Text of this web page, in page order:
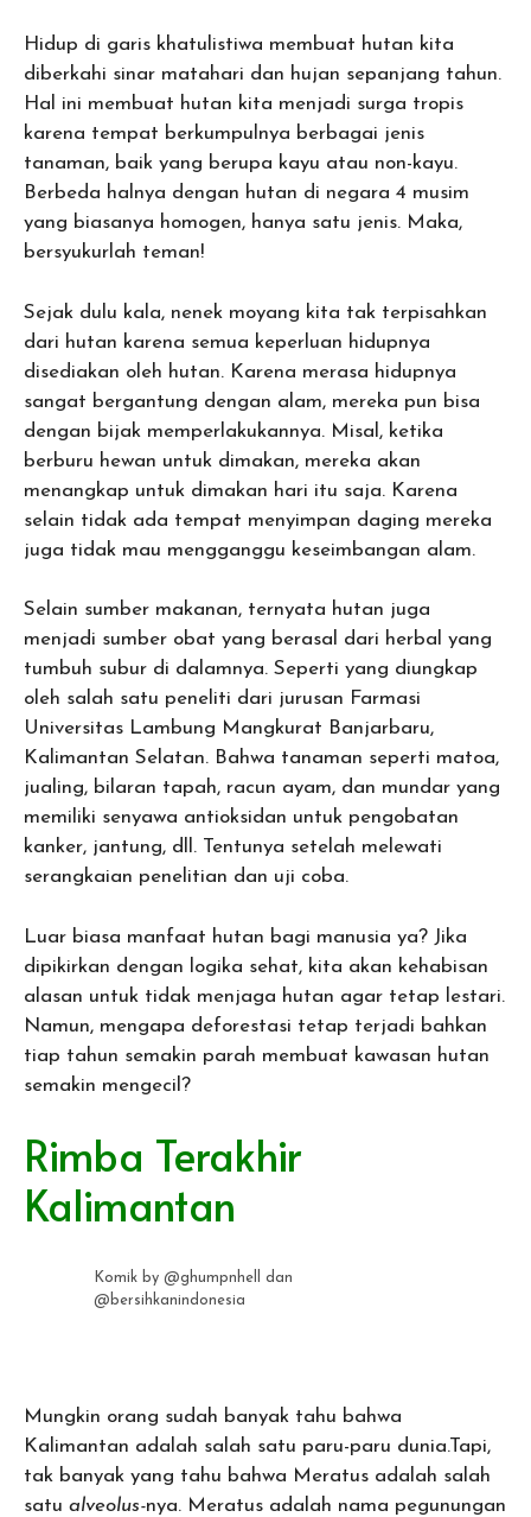
Hidup di garis khatulistiwa membuat hutan kita
diberkahi sinar matahari dan hujan sepanjang tahun.
Hal ini membuat hutan kita menjadi surga tropis
karena tempat berkumpulnya berbagai jenis
tanaman, baik yang berupa kayu atau non-kayu.
Berbeda halnya dengan hutan di negara 4 musim
yang biasanya homogen, hanya satu jenis. Maka,
bersyukurlah teman!
Sejak dulu kala, nenek moyang kita tak terpisahkan
dari hutan karena semua keperluan hidupnya
disediakan oleh hutan. Karena merasa hidupnya
sangat bergantung dengan alam, mereka pun bisa
dengan bijak memperlakukannya. Misal, ketika
berburu hewan untuk dimakan, mereka akan
menangkap untuk dimakan hari itu saja. Karena
selain tidak ada tempat menyimpan daging mereka
juga tidak mau mengganggu keseimbangan alam.
Selain sumber makanan, ternyata hutan juga
menjadi sumber obat yang berasal dari herbal yang
tumbuh subur di dalamnya. Seperti yang diungkap
oleh salah satu peneliti dari jurusan Farmasi
Universitas Lambung Mangkurat Banjarbaru,
Kalimantan Selatan. Bahwa tanaman seperti matoa,
jualing, bilaran tapah, racun ayam, dan mundar yang
memiliki senyawa antioksidan untuk pengobatan
kanker, jantung, dll. Tentunya setelah melewati
serangkaian penelitian dan uji coba.
Luar biasa manfaat hutan bagi manusia ya? Jika
dipikirkan dengan logika sehat, kita akan kehabisan
alasan untuk tidak menjaga hutan agar tetap lestari.
Namun, mengapa deforestasi tetap terjadi bahkan
tiap tahun semakin parah membuat kawasan hutan
semakin mengecil?
Rimba Terakhir
Kalimantan
Komik by @ghumpnhell dan
@bersihkanindonesia
Mungkin orang sudah banyak tahu bahwa
Kalimantan adalah salah satu paru-paru dunia.Tapi,
tak banyak yang tahu bahwa Meratus adalah salah
satu alveolus-nya. Meratus adalah nama pegunungan